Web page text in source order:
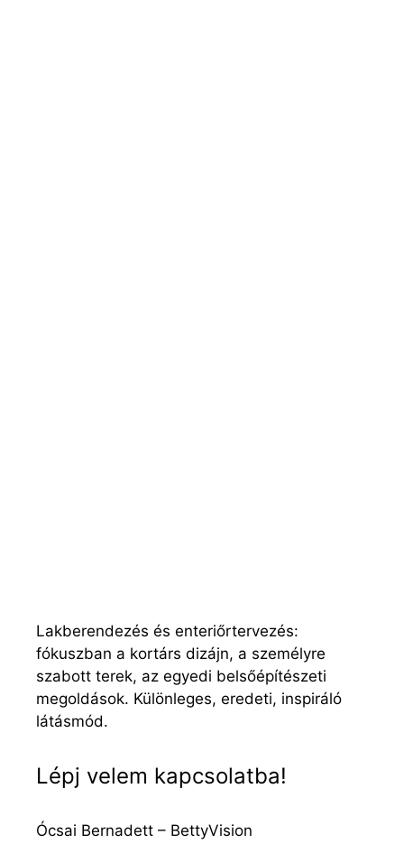
Lakberendezés és enteriőrtervezés:
fókuszban a kortárs dizájn, a személyre
szabott terek, az egyedi belsőépítészeti
megoldások. Különleges, eredeti, inspiráló
látásmód.
Lépj velem kapcsolatba!
Ócsai Bernadett – BettyVision